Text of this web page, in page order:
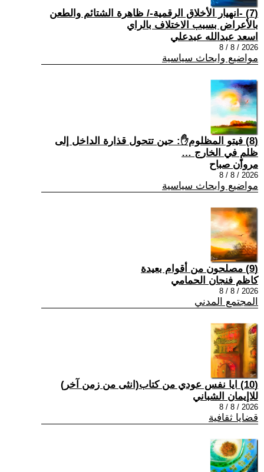
(7) -انهيار الأخلاق الرقمية-/ ظاهرة الشتائم والطعن
بالأعراض بسبب الاختلاف بالراي
اسعد عبدالله عبدعلي
2026 / 8 / 8
مواضيع وابحاث سياسية
(8) فيتو المظلوم✋: حين تتحول قذارة الداخل إلى
ظلمٍ في الخارج …
مروان صباح
2026 / 8 / 8
مواضيع وابحاث سياسية
(9) مصلحون من أقوام بعيدة
كاظم فنجان الحمامي
2026 / 8 / 8
المجتمع المدني
(10) ايا نفس عودي من كتاب(انثى من زمن آخر)
للاإيمان الشباني
2026 / 8 / 8
قضايا ثقافية